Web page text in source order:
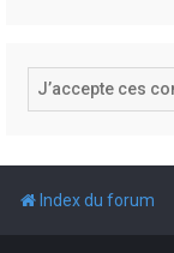
Index du forum